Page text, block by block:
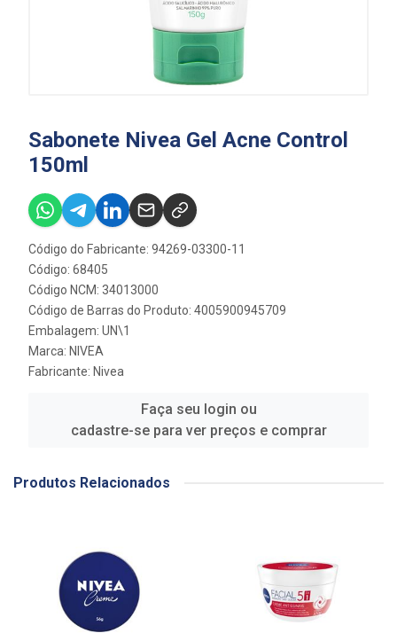
Sabonete Nivea Gel Acne Control
150ml
Código do Fabricante: 94269-03300-11
Código: 68405
Código NCM: 34013000
Código de Barras do Produto: 4005900945709
Embalagem: UN\1
Marca: NIVEA
Fabricante: Nivea
Faça seu login ou
cadastre-se para ver preços e comprar
Produtos Relacionados